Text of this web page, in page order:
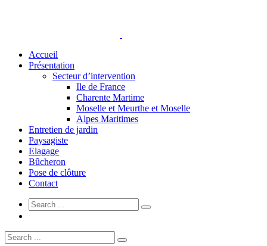
Accueil
Présentation
Secteur d’intervention
Ile de France
Charente Martime
Moselle et Meurthe et Moselle
Alpes Maritimes
Entretien de jardin
Paysagiste
Elagage
Bûcheron
Pose de clôture
Contact